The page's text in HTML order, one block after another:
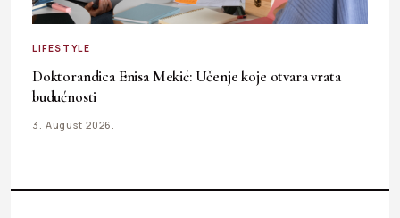
LIFESTYLE
Doktorandica Enisa Mekić: Učenje koje otvara vrata
budućnosti
3. August 2026.